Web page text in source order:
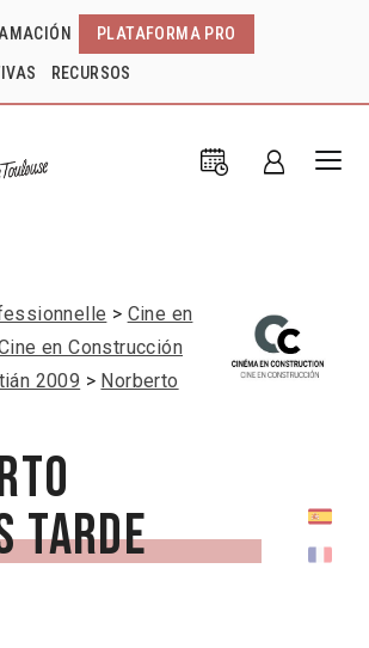
PLATAFORMA PRO
RECURSOS
Cine en
en Construcción
2009
Norberto
tarde